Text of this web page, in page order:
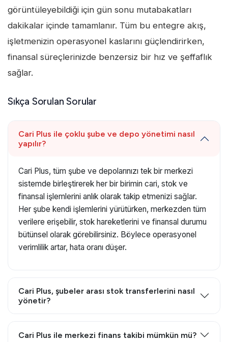
görüntüleyebildiği için gün sonu mutabakatları
dakikalar içinde tamamlanır. Tüm bu entegre akış,
işletmenizin operasyonel kaslarını güçlendirirken,
finansal süreçlerinizde benzersiz bir hız ve şeffaflık
sağlar.
Sıkça Sorulan Sorular
Cari Plus ile çoklu şube ve depo yönetimi nasıl
yapılır?
Cari Plus, tüm şube ve depolarınızı tek bir merkezi
sistemde birleştirerek her bir birimin cari, stok ve
finansal işlemlerini anlık olarak takip etmenizi sağlar.
Her şube kendi işlemlerini yürütürken, merkezden tüm
verilere erişebilir, stok hareketlerini ve finansal durumu
bütünsel olarak görebilirsiniz. Böylece operasyonel
verimlilik artar, hata oranı düşer.
Cari Plus, şubeler arası stok transferlerini nasıl
yönetir?
Cari Plus ile merkezi finans takibi mümkün mü?